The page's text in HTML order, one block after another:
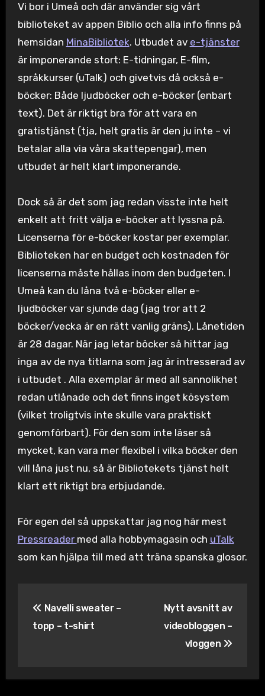
Vi bor i Umeå och där använder sig vårt
biblioteket av appen Biblio och alla info finns på
hemsidan MinaBibliotek. Utbudet av e-tjänster
är imponerande stort: E-tidningar, E-film,
språkkurser (uTalk) och givetvis då också e-
böcker: Både ljudböcker och e-böcker (enbart
text). Det är riktigt bra för att vara en
gratistjänst (tja, helt gratis är den ju inte – vi
betalar alla via våra skattepengar), men
utbudet är helt klart imponerande.
Dock så är det som jag redan visste inte helt
enkelt att fritt välja e-böcker att lyssna på.
Licenserna för e-böcker kostar per exemplar.
Biblioteken har en budget och kostnaden för
licenserna måste hållas inom den budgeten. I
Umeå kan du låna två e-böcker eller e-
ljudböcker var sjunde dag (jag tror att 2
böcker/vecka är en rätt vanlig gräns). Lånetiden
är 28 dagar. När jag letar böcker så hittar jag
inga av de nya titlarna som jag är intresserad av
i utbudet . Alla exemplar är med all sannolikhet
redan utlånade och det finns inget kösystem
(vilket troligtvis inte skulle vara praktiskt
genomförbart). För den som inte läser så
mycket, kan vara mer flexibel i vilka böcker den
vill låna just nu, så är Bibliotekets tjänst helt
klart ett riktigt bra erbjudande.
För egen del så uppskattar jag nog här mest
Pressreader med alla hobbymagasin och uTalk
som kan hjälpa till med att träna spanska glosor.
Navelli sweater –
topp – t-shirt
Nytt avsnitt av
videobloggen –
vloggen